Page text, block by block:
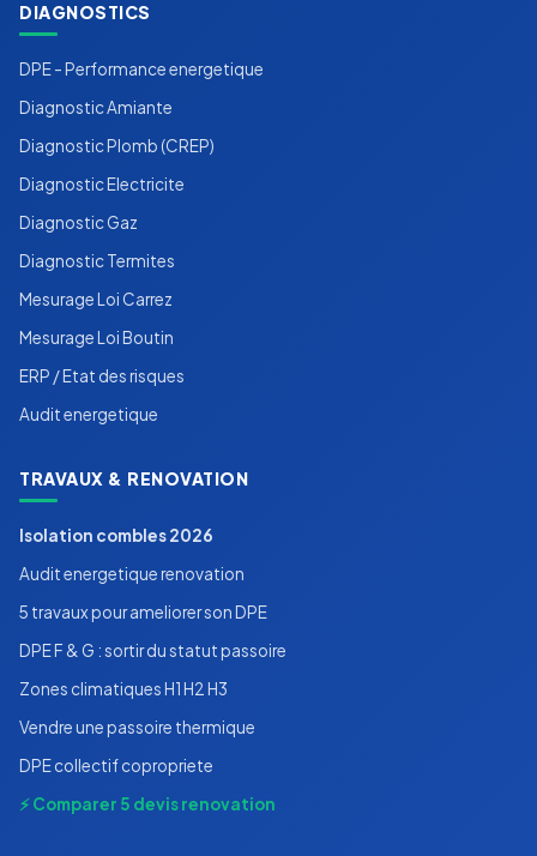
DIAGNOSTICS
DPE - Performance energetique
Diagnostic Amiante
Diagnostic Plomb (CREP)
Diagnostic Electricite
Diagnostic Gaz
Diagnostic Termites
Mesurage Loi Carrez
Mesurage Loi Boutin
ERP / Etat des risques
Audit energetique
TRAVAUX & RENOVATION
Isolation combles 2026
Audit energetique renovation
5 travaux pour ameliorer son DPE
DPE F & G : sortir du statut passoire
Zones climatiques H1 H2 H3
Vendre une passoire thermique
DPE collectif copropriete
⚡ Comparer 5 devis renovation